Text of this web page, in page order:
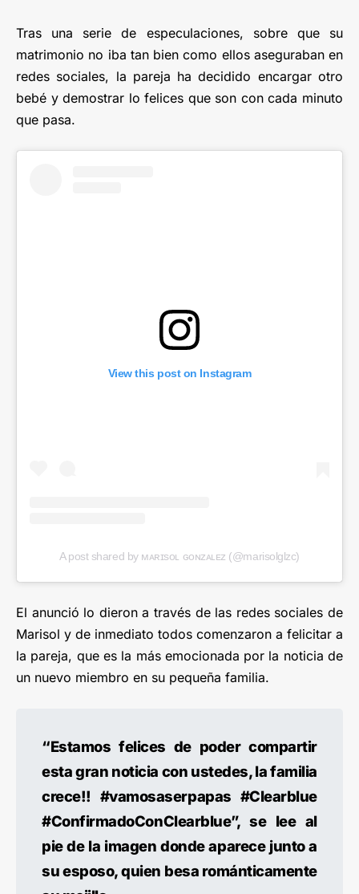
Tras una serie de especulaciones, sobre que su
matrimonio no iba tan bien como ellos aseguraban en
redes sociales, la pareja ha decidido encargar otro
bebé y demostrar lo felices que son con cada minuto
que pasa.
View this post on Instagram
A post shared by ᴍᴀʀɪsᴏʟ ɢᴏɴᴢᴀʟᴇᴢ (@marisolglzc)
El anunció lo dieron a través de las redes sociales de
Marisol y de inmediato todos comenzaron a felicitar a
la pareja, que es la más emocionada por la noticia de
un nuevo miembro en su pequeña familia.
“Estamos felices de poder compartir
esta gran noticia con ustedes, la familia
crece!! #vamosaserpapas #Clearblue
#ConfirmadoConClearblue”, se lee al
pie de la imagen donde aparece junto a
su esposo, quien besa románticamente